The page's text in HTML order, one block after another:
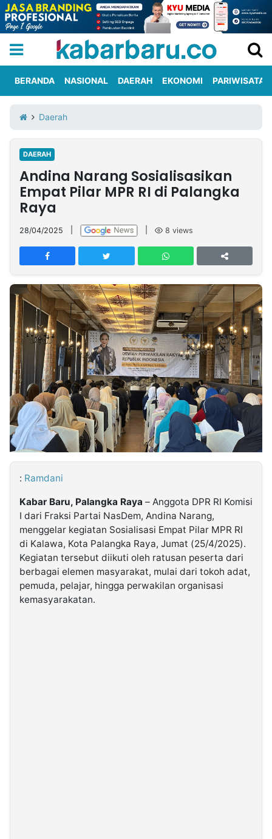
Iklan
Berita
Kami
Nasional
International
Olahraga
Entertainment
Daerah
Pariwisata
Kuliner
Kolom
Network
PT
TREETAN
INDONESIA
Partner
Insight
NTB
Suara
Time
Lens
IDN
Daily
Jogja
Jalan
Rakyat
Idealita
News
Kita
Notice
Dinamikapost.com
Radar
Baru
Seedbacklink
Follow
Kabarbaru
2026
BERANDA NASIONAL DAERAH EKONOMI PARIWISATA
Daerah
DAERAH
Andina Narang Sosialisasikan
Empat Pilar MPR RI di Palangka
Raya
28/04/2025 8 views
: Ramdani
Kabar Baru, Palangka Raya – Anggota DPR RI Komisi
I dari Fraksi Partai NasDem, Andina Narang,
menggelar kegiatan Sosialisasi Empat Pilar MPR RI
di Kalawa, Kota Palangka Raya, Jumat (25/4/2025).
Kegiatan tersebut diikuti oleh ratusan peserta dari
berbagai elemen masyarakat, mulai dari tokoh adat,
pemuda, pelajar, hingga perwakilan organisasi
kemasyarakatan.